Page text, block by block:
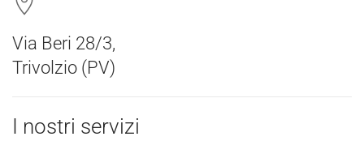
Via Beri 28/3,
Trivolzio (PV)
I nostri servizi